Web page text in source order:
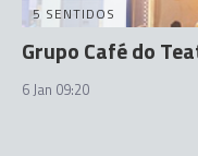
5 SENTIDOS
Grupo Café do
6 Jan 09:20